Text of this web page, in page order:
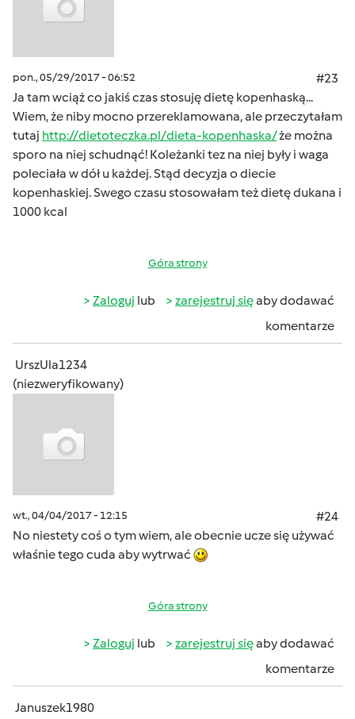
pon., 05/29/2017 - 06:52
#23
Ja tam wciąż co jakiś czas stosuję dietę kopenhaską...
Wiem, że niby mocno przereklamowana, ale przeczytałam
tutaj http://dietoteczka.pl/dieta-kopenhaska/że można
sporo na niej schudnąć! Koleżanki tez na niej były i waga
poleciała w dół u każdej. Stąd decyzja o diecie
kopenhaskiej. Swego czasu stosowałam też dietę dukana i
1000 kcal
Góra strony
Zaloguj lub zarejestruj sięaby dodawać
komentarze
UrszUla1234
(niezweryfikowany)
wt., 04/04/2017 - 12:15
#24
No niestety coś o tym wiem, ale obecnie ucze się używać
właśnie tego cuda aby wytrwać
Góra strony
Zaloguj lub zarejestruj sięaby dodawać
komentarze
Januszek1980